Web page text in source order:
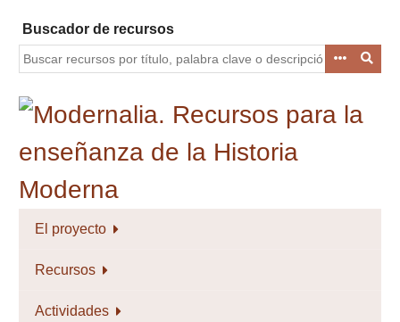
contenido
principal
Buscador de recursos
El proyecto
Recursos
Actividades